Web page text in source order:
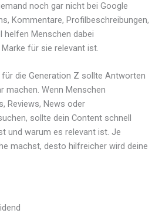
noch gar nicht bei Google
Kommentare, Profilbeschreibungen,
helfen Menschen dabei
für sie relevant ist.
die Generation Z sollte Antworten
machen. Wenn Menschen
Reviews, News oder
sollte dein Content schnell
und warum es relevant ist. Je
machst, desto hilfreicher wird deine